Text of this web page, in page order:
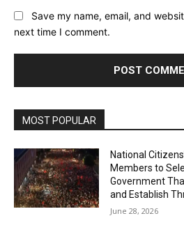
Save my name, email, and
next time I comment.
MOST POPULAR
National
Members to
Government
and Establish
June 28, 2026